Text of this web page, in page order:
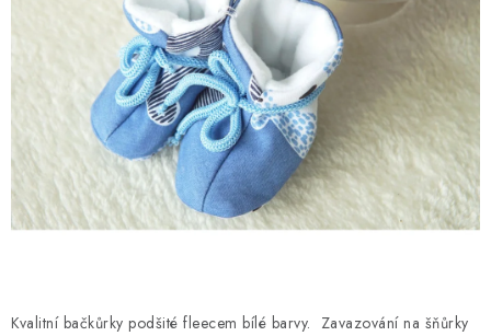
HODNOCENÍ OBCHODU
Kontakty Proč AMÁLKA?
Doprava a platba
Tabulka velikostí
Postup pro vrácení a výměnu
Velkoobchod
Obchodní podmínky
Podmínky ochrany osobních údajů
Blog
Kvalitní bačkůrky podšité fleecem bílé barvy. Zavazování na šňůrky